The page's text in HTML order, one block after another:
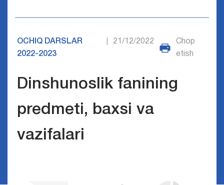
OCHIQ DARSLAR
2022-2023
21/12/2022
Chop
etish
Dinshunoslik fanining
predmeti, baxsi va
vazifalari